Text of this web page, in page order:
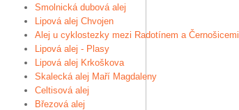
Smolnická dubová alej
Lipová alej Chvojen
Alej u cyklostezky mezi Radotínem a Černošicemi
Lipová alej - Plasy
Lipová alej Krkoškova
Skalecká alej Maří Magdaleny
Celtisová alej
Březová alej